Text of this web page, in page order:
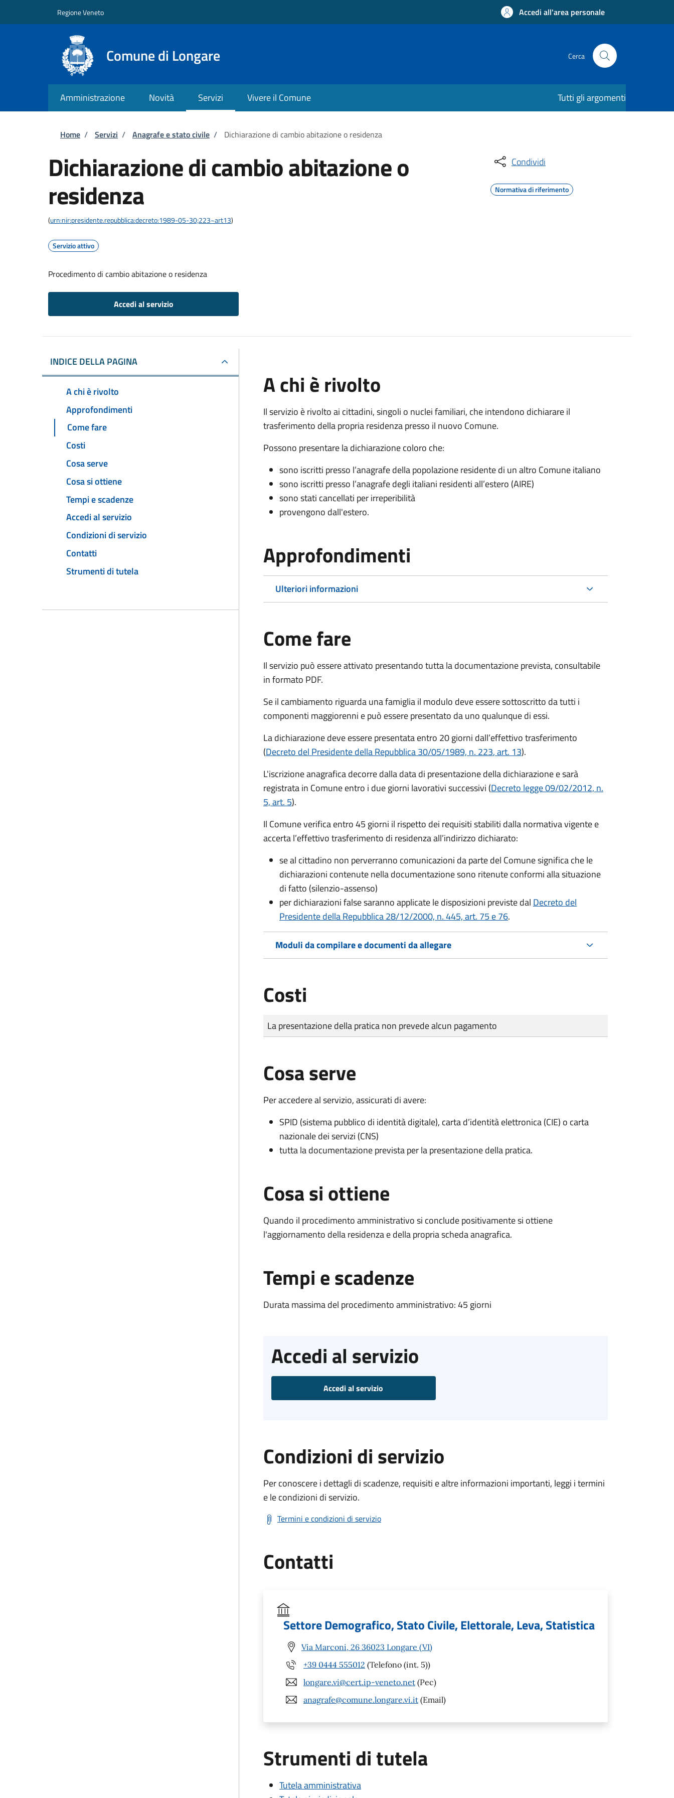
Regione Veneto Accedi all'area personale
Comune di Longare Cerca
Amministrazione Novità Servizi Vivere il Comune Tutti gli argomenti
Briciole di pane
Home / Servizi / Anagrafe e stato civile / Dichiarazione di cambio abitazione o residenza
Dichiarazione di cambio abitazione o
residenza
(urn:nir:presidente.repubblica:decreto:1989-05-30;223~art13)
Servizio attivo
Procedimento di cambio abitazione o residenza
Accedi al servizio
Condividi
Normativa di riferimento
INDICE DELLA PAGINA
A chi è rivolto
Approfondimenti
Come fare
Costi
Cosa serve
Cosa si ottiene
Tempi e scadenze
Accedi al servizio
Condizioni di servizio
Contatti
Strumenti di tutela
A chi è rivolto
Il servizio è rivolto ai cittadini, singoli o nuclei familiari, che intendono dichiarare il
trasferimento della propria residenza presso il nuovo Comune.
Possono presentare la dichiarazione coloro che:
sono iscritti presso l’anagrafe della popolazione residente di un altro Comune italiano
sono iscritti presso l’anagrafe degli italiani residenti all’estero (AIRE)
sono stati cancellati per irreperibilità
provengono dall'estero.
Approfondimenti
Ulteriori informazioni
Come fare
Il servizio può essere attivato presentando tutta la documentazione prevista, consultabile
in formato PDF.
Se il cambiamento riguarda una famiglia il modulo deve essere sottoscritto da tutti i
componenti maggiorenni e può essere presentato da uno qualunque di essi.
La dichiarazione deve essere presentata entro 20 giorni dall’effettivo trasferimento
(Decreto del Presidente della Repubblica 30/05/1989, n. 223, art. 13).
L'iscrizione anagrafica decorre dalla data di presentazione della dichiarazione e sarà
registrata in Comune entro i due giorni lavorativisuccessivi (Decreto legge 09/02/2012, n.
5, art. 5).
Il Comune verifica entro45 giorni il rispetto dei requisiti stabiliti dalla normativa vigente e
accerta l’effettivo trasferimento di residenza all’indirizzo dichiarato:
se al cittadino non perverranno comunicazioni da parte del Comune significa che le
dichiarazioni contenute nella documentazione sono ritenute conformi alla situazione
di fatto (silenzio-assenso)
per dichiarazioni false saranno applicate le disposizioni previste dal Decreto del
Presidente della Repubblica 28/12/2000, n. 445, art. 75 e 76.
Moduli da compilare e documenti da allegare
Costi
Tipo di pagamento
Importo
La presentazione della pratica non prevede alcun pagamento
Cosa serve
Per accedere al servizio, assicurati di avere:
SPID (sistema pubblico di identità digitale), carta d’identità elettronica (CIE) o carta
nazionale dei servizi (CNS)
tutta la documentazione prevista per la presentazione della pratica.
Cosa si ottiene
Quando il procedimento amministrativo si conclude positivamente si ottiene
l'aggiornamento della residenza e della propria scheda anagrafica.
Tempi e scadenze
Durata massima del procedimento amministrativo: 45 giorni
Accedi al servizio
Accedi al servizio
Condizioni di servizio
Per conoscere i dettagli di scadenze, requisiti e altre informazioni importanti, leggi i termini
e le condizioni di servizio.
Termini e condizioni di servizio
Contatti
Settore Demografico, Stato Civile, Elettorale, Leva, Statistica
Via Marconi, 26 36023 Longare (VI)
+39 0444 555012 (Telefono (int. 5))
longare.vi@cert.ip-veneto.net (Pec)
anagrafe@comune.longare.vi.it (Email)
Strumenti di tutela
Tutela amministrativa